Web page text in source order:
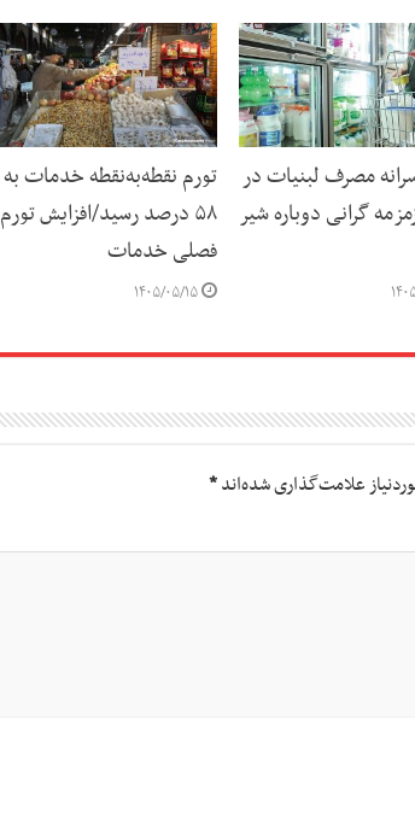
مصرف لبنیات در
گرانی دوباره شیر
۱۵
تورم نقطه‌به‌نقطه خدمات به
۵۸ درصد رسید/افزایش تورم
فصلی خدمات
۱۴۰۵/۰۵/۱۵
علامت‌گذاری شده‌اند*